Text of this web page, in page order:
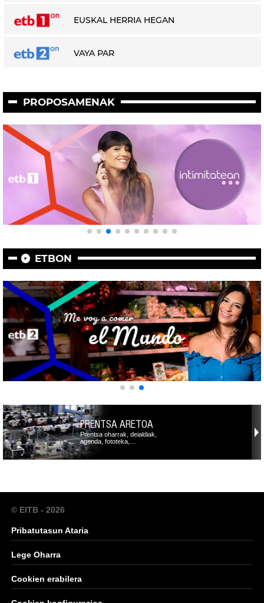
EUSKAL HERRIA HEGAN
VAYA PAR
PROPOSAMENAK
ETBON
PRENTSA ARETOA
Prentsa oharrak, deialdiak,
agenda, fototeka,…
© EITB - 2026
Pribatutasun Ataria
Lege Oharra
Cookien erabilera